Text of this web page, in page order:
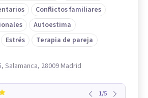
Conflictos familiares
Autoestima
Estrés Terapia de pareja
Salamanca, 28009 Madrid
1/5